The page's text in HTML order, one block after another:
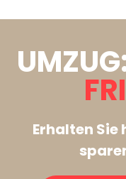
Erhalten Sie